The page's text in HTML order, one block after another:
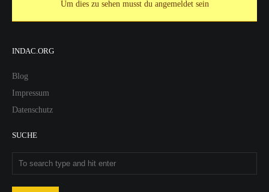
Um dies zu sehen musst du angemeldet sein
INDAC.ORG
Blog
Impressum
Datenschutz
SUCHE